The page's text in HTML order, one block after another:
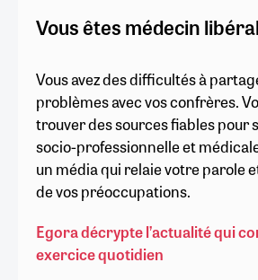
Vous êtes médecin libéral
Vous avez des difficultés à
problèmes avec vos confrères.
trouver des sources fiables pour
socio-professionnelle et
un média qui relaie votre parole
de vos préoccupations.
Egora décrypte l’actualité qui
exercice quotidien